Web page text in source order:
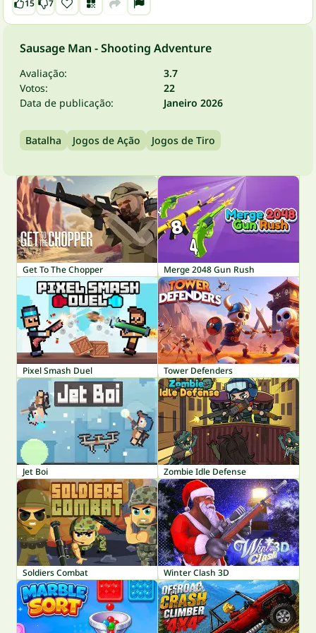
15 7
Sausage Man - Shooting Adventure
Avaliação:
3.7
Votos:
22
Data de publicação:
Janeiro 2026
Batalha Jogos de Ação Jogos de Tiro
Get To The Chopper Merge 2048 Gun Rush
Pixel Smash Duel Tower Defenders
Jet Boi Zombie Idle Defense
Soldiers Combat Winter Clash 3D